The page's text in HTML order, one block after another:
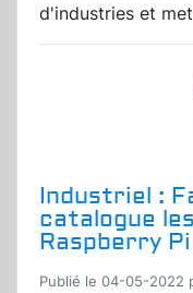
d'industries et
Industriel :
catalogue
Raspberry
Publié le 04-05-2022